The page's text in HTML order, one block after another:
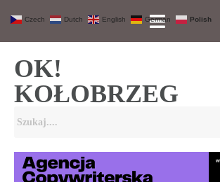
OK!
KOŁOBRZEG
Czech Dutch English German Polish